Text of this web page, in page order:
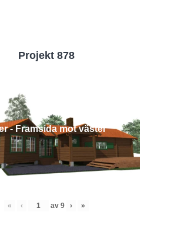
Projekt 878
- Framsida mot väster
« ‹ av 9 › »